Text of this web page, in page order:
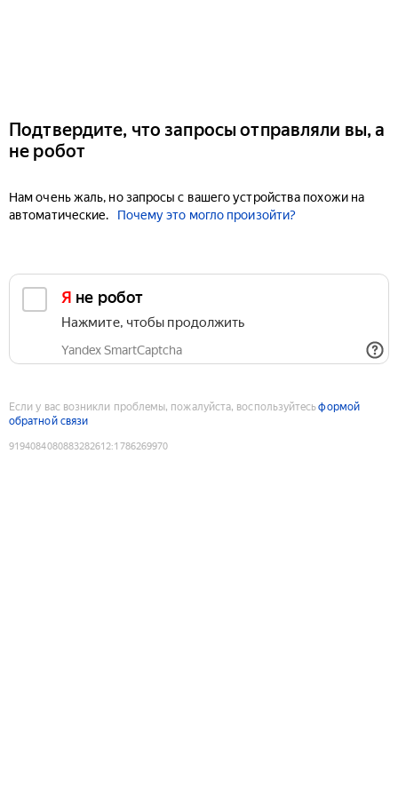
Подтвердите, что запросы отправляли вы, а
не робот
Нам очень жаль, но запросы с вашего устройства похожи на
автоматические.
Почему это могло произойти?
Я не робот
Нажмите, чтобы продолжить
Yandex SmartCaptcha
Если у вас возникли проблемы, пожалуйста, воспользуйтесьформой
обратной связи
9194084080883282612:1786269970